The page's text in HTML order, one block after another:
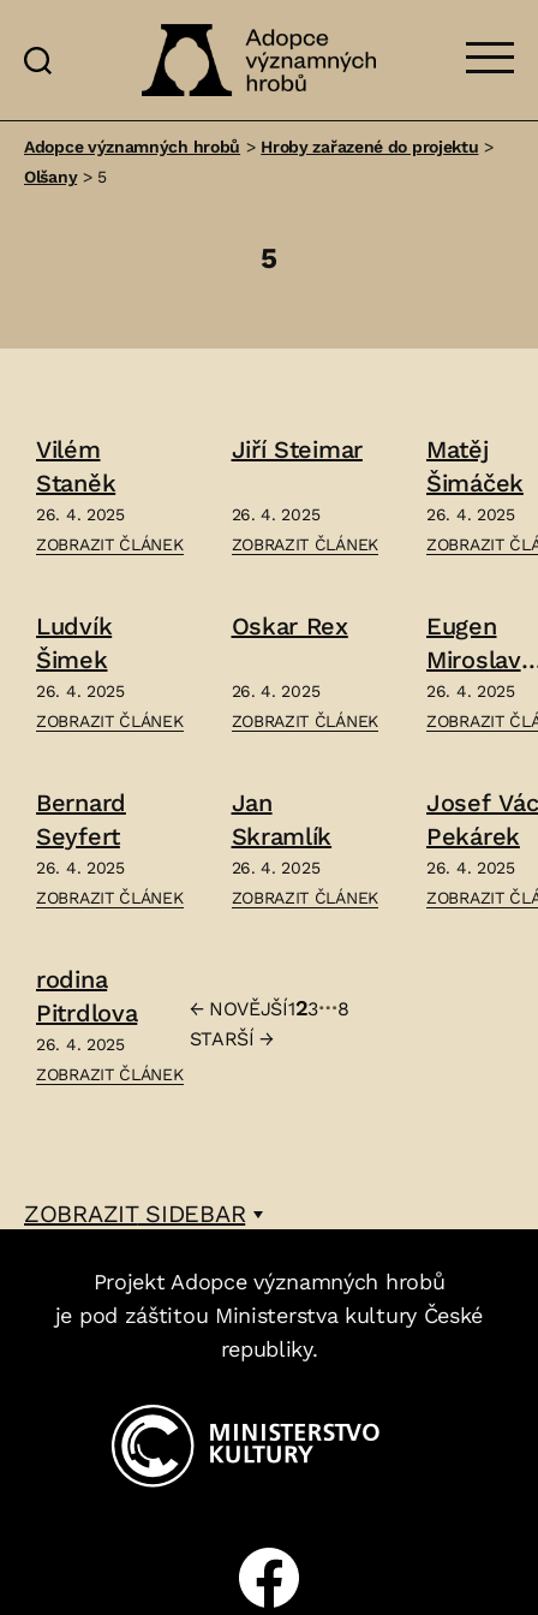
významných
Adopce významných hrobů > Hroby zařazené do projektu >
Olšany> 5
5
Vilém
Staněk
26. 4. 2025
ČLÁNEK:
–
ZOBRAZIT ČLÁNEK
Jiří Steimar
26. 4. 2025
ČLÁNEK:
–
ZOBRAZIT ČLÁNEK
Matěj
Šimáček
26. 4. 2025
ČLÁNEK:
–
ZOBRAZIT
Ludvík
Šimek
26. 4. 2025
ČLÁNEK:
–
ZOBRAZIT ČLÁNEK
Oskar Rex
26. 4. 2025
ČLÁNEK:
–
ZOBRAZIT ČLÁNEK
Eugen
Miroslav
Rutte
26. 4. 2025
ČLÁNEK:
RUTTE
–
ZOBRAZIT
Bernard
Seyfert
26. 4. 2025
ČLÁNEK:
–
ZOBRAZIT ČLÁNEK
Jan
Skramlík
26. 4. 2025
ČLÁNEK:
ZOBRAZIT ČLÁNEK
Josef
Pekárek
26. 4. 2025
ČLÁNEK:
ZOBRAZIT
rodina
Pitrdlova
26. 4. 2025
ČLÁNEK:
ZOBRAZIT ČLÁNEK
Stránkování
← NOVĚJŠÍ123…8
STARŠÍ→
ZOBRAZITSIDEBAR
Projekt Adopce významných hrobů
je pod záštitou Ministerstva kultury České
republiky.
Facebook